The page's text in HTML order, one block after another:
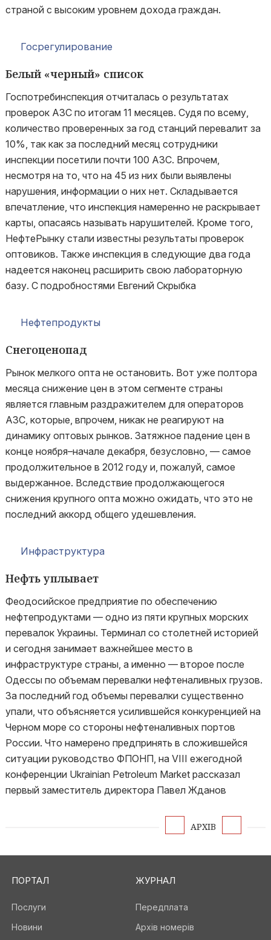
страной с высоким уровнем дохода граждан.
Госрегулирование
Белый «черный» список
Госпотребинспекция отчиталась о результатах
проверок АЗС по итогам 11 месяцев. Судя по всему,
количество проверенных за год станций перевалит за
10%, так как за последний месяц сотрудники
инспекции посетили почти 100 АЗС. Впрочем,
несмотря на то, что на 45 из них были выявлены
нарушения, информации о них нет. Складывается
впечатление, что инспекция намеренно не раскрывает
карты, опасаясь называть нарушителей. Кроме того,
НефтеРынку стали известны результаты проверок
оптовиков. Также инспекция в следующие два года
надеется наконец расширить свою лабораторную
базу. С подробностями Евгений Скрыбка
Нефтепродукты
Снегоценопад
Рынок мелкого опта не остановить. Вот уже полтора
месяца снижение цен в этом сегменте страны
является главным раздражителем для операторов
АЗС, которые, впрочем, никак не реагируют на
динамику оптовых рынков. Затяжное падение цен в
конце ноября–начале декабря, безусловно, — самое
продолжительное в 2012 году и, пожалуй, самое
выдержанное. Вследствие продолжающегося
снижения крупного опта можно ожидать, что это не
последний аккорд общего удешевления.
Инфраструктура
Нефть уплывает
Феодосийское предприятие по обеспечению
нефтепродуктами — одно из пяти крупных морских
перевалок Украины. Терминал со столетней историей
и сегодня занимает важнейшее место в
инфраструктуре страны, а именно — второе после
Одессы по объемам перевалки нефтеналивных грузов.
За последний год объемы перевалки существенно
упали, что объясняется усилившейся конкуренцией на
Черном море со стороны нефтеналивных портов
России. Что намерено предпринять в сложившейся
ситуации руководство ФПОНП, на VIII ежегодной
конференции Ukrainian Petroleum Market рассказал
первый заместитель директора Павел Жданов
АРХІВ
ПОРТАЛ
Послуги
Новини
ЖУРНАЛ
Передплата
Архів номерів